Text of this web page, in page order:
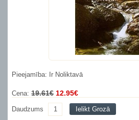
Pieejamība: Ir Noliktavā
Cena: 19.61€ 12.95€
Daudzums Ielikt Grozā